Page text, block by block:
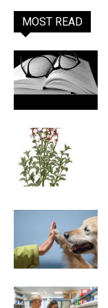
MOST READ